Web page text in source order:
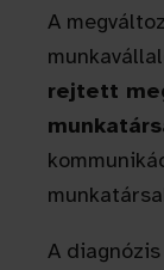
A
rejtett
A